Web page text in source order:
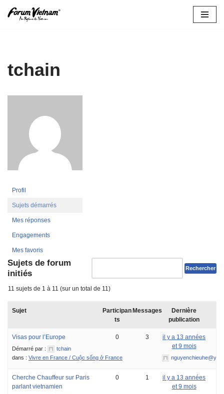
tchain
Profil
Sujets démarrés
Mes réponses
Engagements
Mes favoris
Sujets de forum
initiés
11 sujets de 1 à 11 (sur un total de 11)
Sujet
Participan
ts
Messages
Dernière
publication
Visas pour l’Europe
Démarré par :
tchain
dans : Vivre en France / Cuộc sống ở France
0 3
il y a 13 années
et 9 mois
Cherche Chauffeur sur Paris
parlant vietnamien
0 1
il y a 13 années
et 9 mois